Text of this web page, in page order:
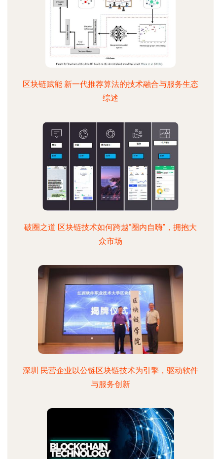
区块链赋能 新一代推荐算法的技术融合与服务生态
综述
破圈之道 区块链技术如何跨越“圈内自嗨”，拥抱大
众市场
深圳 民营企业以公链区块链技术为引擎，驱动软件
与服务创新